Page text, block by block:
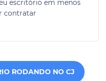
escritório em menos
contratar
RODANDO NO CJ